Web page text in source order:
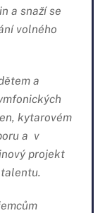
a snaží se
volného
a
kytarovém
a v
projekt